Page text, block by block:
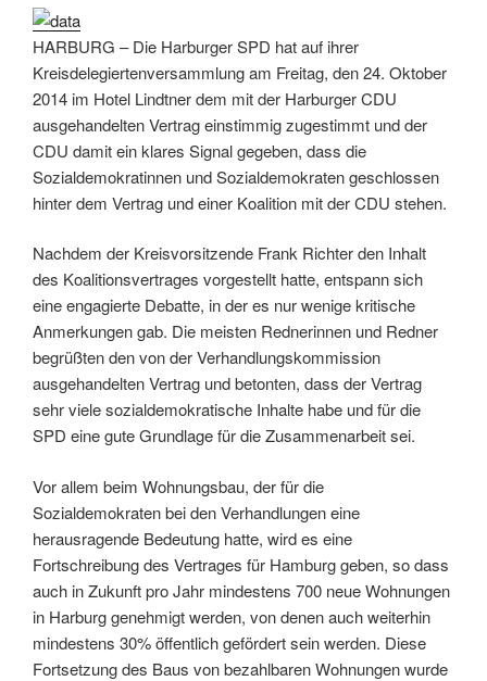
HARBURG – Die Harburger SPD hat auf ihrer
Kreisdelegiertenversammlung am Freitag, den 24. Oktober
2014 im Hotel Lindtner dem mit der Harburger CDU
ausgehandelten Vertrag einstimmig zugestimmt und der
CDU damit ein klares Signal gegeben, dass die
Sozialdemokratinnen und Sozialdemokraten geschlossen
hinter dem Vertrag und einer Koalition mit der CDU stehen.
Nachdem der Kreisvorsitzende Frank Richter den Inhalt
des Koalitionsvertrages vorgestellt hatte, entspann sich
eine engagierte Debatte, in der es nur wenige kritische
Anmerkungen gab. Die meisten Rednerinnen und Redner
begrüßten den von der Verhandlungskommission
ausgehandelten Vertrag und betonten, dass der Vertrag
sehr viele sozialdemokratische Inhalte habe und für die
SPD eine gute Grundlage für die Zusammenarbeit sei.
Vor allem beim Wohnungsbau, der für die
Sozialdemokraten bei den Verhandlungen eine
herausragende Bedeutung hatte, wird es eine
Fortschreibung des Vertrages für Hamburg geben, so dass
auch in Zukunft pro Jahr mindestens 700 neue Wohnungen
in Harburg genehmigt werden, von denen auch weiterhin
mindestens 30% öffentlich gefördert sein werden. Diese
Fortsetzung des Baus von bezahlbaren Wohnungen wurde